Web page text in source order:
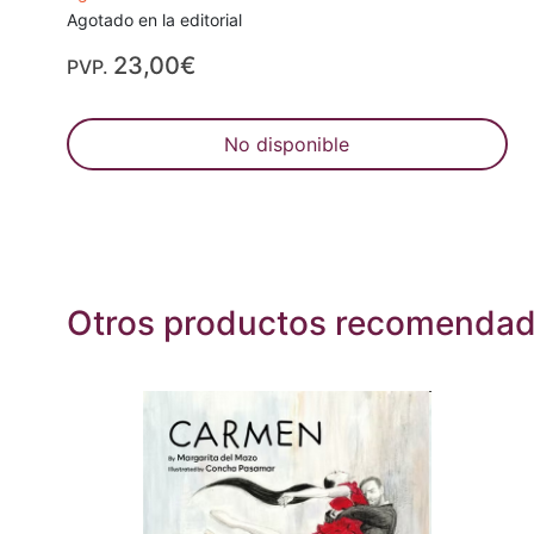
Agotado en la editorial
PVP. 23,00€
No disponible
Otros productos